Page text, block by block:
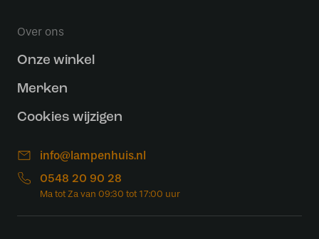
Over ons
Onze winkel
Merken
Cookies wijzigen
info@lampenhuis.nl
0548 20 90 28